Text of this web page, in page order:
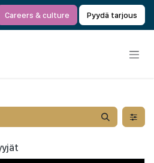
Careers & culture Pyydä tarjous